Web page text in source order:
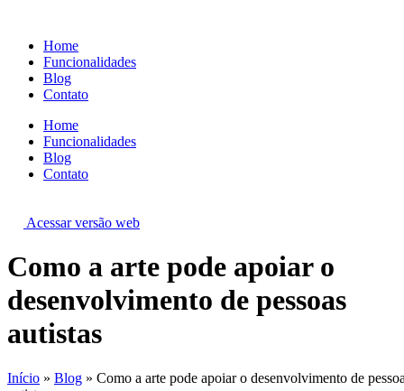
conteúdo
Home
Funcionalidades
Blog
Contato
Home
Funcionalidades
Blog
Contato
Acessar versão web
Como a arte pode apoiar o
desenvolvimento de pessoas
autistas
Início » Blog » Como a arte pode apoiar o desenvolvimento de